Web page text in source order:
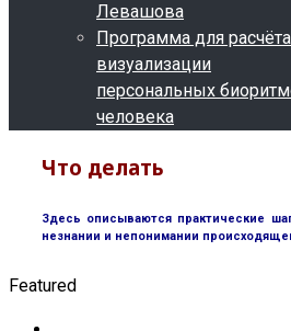
Левашова
Программа для
визуализации
персональных
человека
Что делать
Здесь описываются практические
незнании и непонимании
Featured